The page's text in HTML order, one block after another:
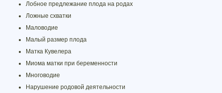
Лобное предлежание плода на родах
Ложные схватки
Маловодие
Малый размер плода
Матка Кувелера
Миома матки при беременности
Многоводие
Нарушение родовой деятельности